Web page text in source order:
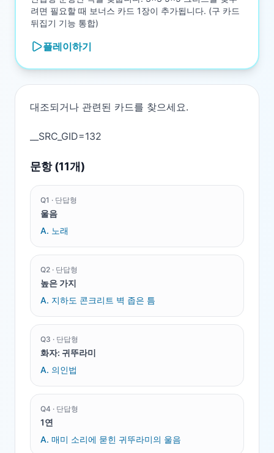
려면 필요할 때 보너스 카드 1장이 추가됩니다. (구 카드
뒤집기 기능 통합)
플레이하기
대조되거나 관련된 카드를 찾으세요.
문항 (11개)
Q1 · 단답형
울음
A. 노래
Q2 · 단답형
높은 가지
A. 지하도 콘크리트 벽 좁은 틈
Q3 · 단답형
화자: 귀뚜라미
A. 의인법
Q4 · 단답형
1연
A. 매미 소리에 묻힌 귀뚜라미의 울음